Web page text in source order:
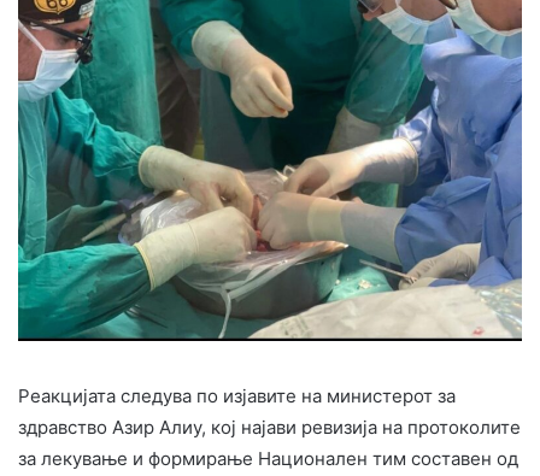
Реакцијата следува по изјавите на министерот за
здравство Азир Алиу, кој најави ревизија на протоколите
за лекување и формирање Национален тим составен од